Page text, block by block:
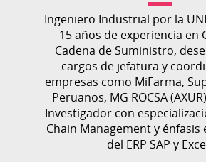
Ingeniero Industrial por la
15 años de experiencia en
Cadena de Suministro,
cargos de jefatura y
empresas como MiFarma,
Peruanos, MG ROCSA
Investigador con
Chain Management y énfasis
del ERP SAP y